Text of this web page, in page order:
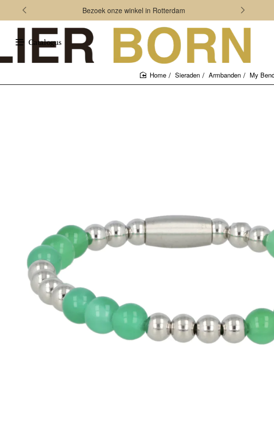
Bezoek onze winkel in Rotterdam
Catalogus
Sieraden Armbanden My